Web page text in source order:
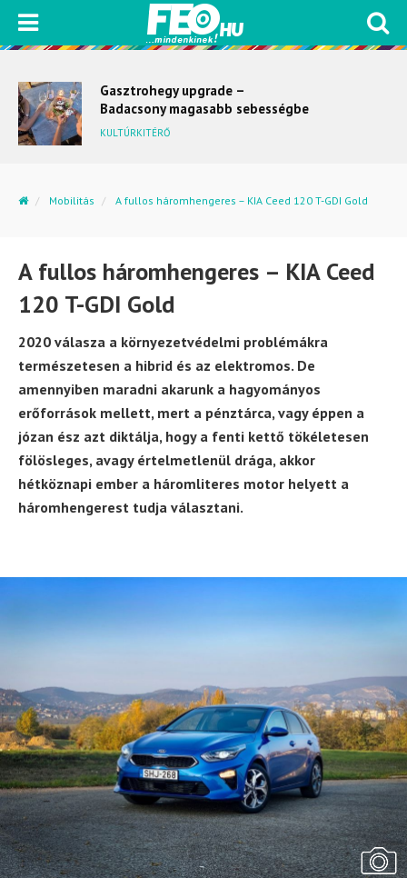
Gasztrohegy upgrade –
Badacsony magasabb sebességbe
kapcsol
KULTÚRKITÉRŐ
Mobilitás A fullos háromhengeres – KIA Ceed 120 T-GDI Gold
A fullos háromhengeres – KIA Ceed
120 T-GDI Gold
2020 válasza a környezetvédelmi problémákra
természetesen a hibrid és az elektromos. De
amennyiben maradni akarunk a hagyományos
erőforrások mellett, mert a pénztárca, vagy éppen a
józan ész azt diktálja, hogy a fenti kettő tökéletesen
fölösleges, avagy értelmetlenül drága, akkor
hétköznapi ember a háromliteres motor helyett a
háromhengerest tudja választani.